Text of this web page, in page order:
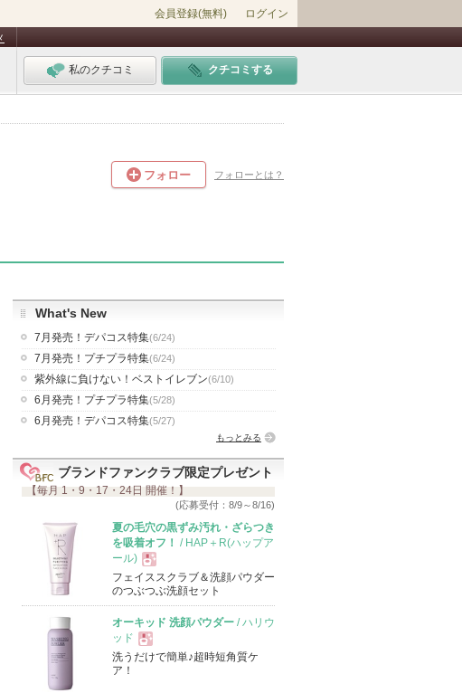
会員登録(無料) ログイン
私のクチコミ クチコミする
フォロー フォローとは？
What's New
7月発売！デパコス特集(6/24)
7月発売！プチプラ特集(6/24)
紫外線に負けない！ベストイレブン(6/10)
6月発売！プチプラ特集(5/28)
6月発売！デパコス特集(5/27)
もっとみる
ブランドファンクラブ限定プレゼント
【毎月 1・9・17・24日 開催！】
(応募受付：8/9～8/16)
夏の毛穴の黒ずみ汚れ・ざらつき
を吸着オフ！
/ HAP＋R(ハップア
ール)
現
品
フェイススクラブ＆洗顔パウダー
のつぶつぶ洗顔セット
オーキッド 洗顔パウダー / ハリウ
ッド
現
洗うだけで簡単♪超時短角質ケ
ア！